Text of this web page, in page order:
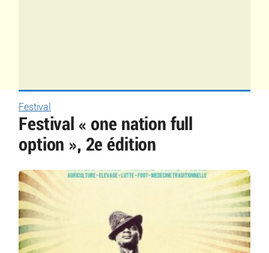
Festival
Festival « one nation full
option », 2e édition